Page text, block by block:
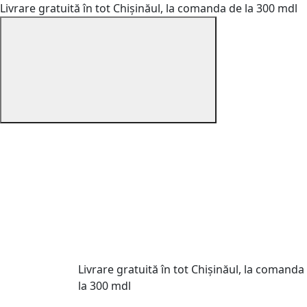
Livrare gratuită în tot Chișinăul, la comanda de la 300 mdl
Livrare gratuită în tot Chișinăul, la comanda
la 300 mdl